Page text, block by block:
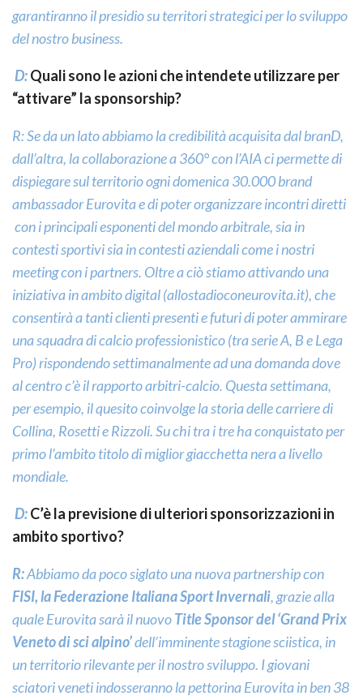
garantiranno il presidio su territori strategici per lo sviluppo
del nostro business.
D:Quali sono le azioni che intendete utilizzare per
“attivare” la sponsorship?
R: Se da un lato abbiamo la credibilità acquisita dal branD,
dall’altra, la collaborazione a 360° con l’AIA ci permette di
dispiegare sul territorio ogni domenica 30.000 brand
ambassador Eurovita e di poter organizzare incontri diretti
con i principali esponenti del mondo arbitrale, sia in
contesti sportivi sia in contesti aziendali come i nostri
meeting con i partners. Oltre a ciò stiamo attivando una
iniziativa in ambito digital (allostadioconeurovita.it), che
consentirà a tanti clienti presenti e futuri di poter ammirare
una squadra di calcio professionistico (tra serie A, B e Lega
Pro) rispondendo settimanalmente ad una domanda dove
al centro c’è il rapporto arbitri-calcio. Questa settimana,
per esempio, il quesito coinvolge la storia delle carriere di
Collina, Rosetti e Rizzoli. Su chi tra i tre ha conquistato per
primo l’ambito titolo di miglior giacchetta nera a livello
mondiale.
D:C’è la previsione di ulteriori sponsorizzazioni in
ambito sportivo?
R:Abbiamo da poco siglato una nuova partnership con
FISI, la Federazione Italiana Sport Invernali, grazie alla
quale Eurovita sarà il nuovoTitle Sponsor del ‘Grand Prix
Veneto di sci alpino’dell’imminente stagione sciistica, in
un territorio rilevante per il nostro sviluppo. I giovani
sciatori veneti indosseranno la pettorina Eurovita in ben 38